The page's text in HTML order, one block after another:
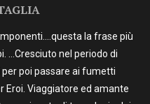
la frase più
…Cresciuto nel periodo di
poi passare ai fumetti
Eroi. Viaggiatore ed amante